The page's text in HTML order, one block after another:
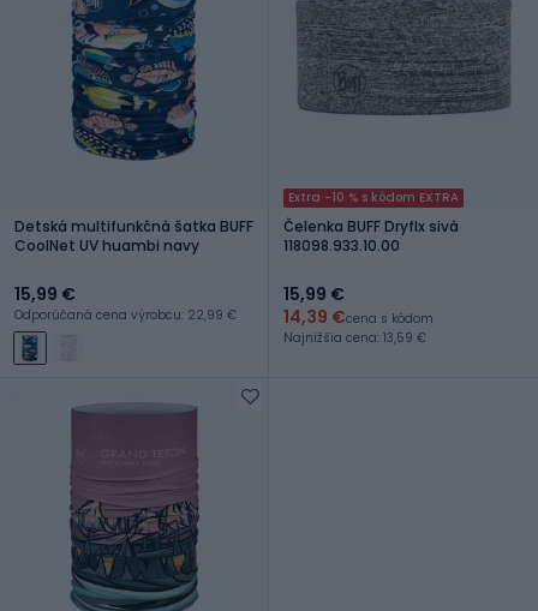
Detská multifunkčná šatka BUFF
CoolNet UV huambi navy
15,99 €
Odporúčaná cena výrobcu: 22,99 €
Extra -10 % s kódom EXTRA
Čelenka BUFF Dryflx sivá
118098.933.10.00
15,99 €
14,39 €cena s kódom
Najnižšia cena: 13,59 €